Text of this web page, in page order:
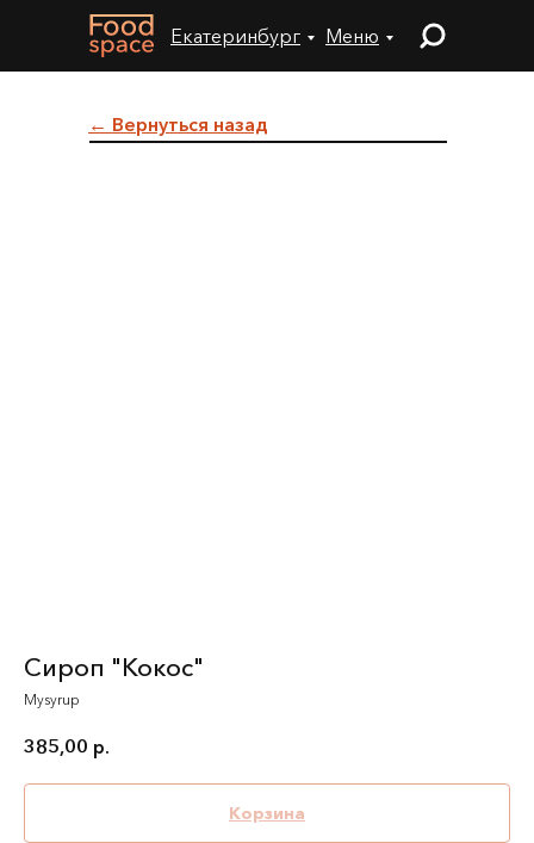
← Вернуться назад
Меню
Екатеринбург
Сироп "Кокос"
Mysyrup
385,00 р.
Корзина